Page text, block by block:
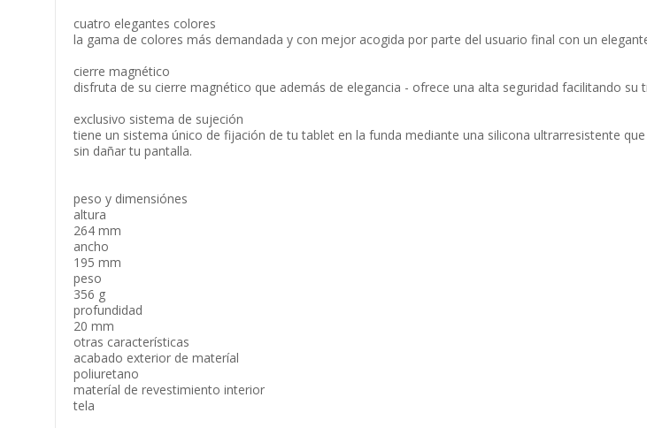
cuatro elegantes colores
la gama de colores más demandada y con mejor acogida por parte del usuario final con un
cierre magnético
disfruta de su cierre magnético que además de elegancia - ofrece una alta seguridad facilitando su
exclusivo sistema de sujeción
tiene un sistema único de fijación de tu tablet en la funda mediante una silicona ultrarresistente
sin dañar tu pantalla.
peso y dimensiónes
altura
264 mm
ancho
195 mm
peso
356 g
profundidad
20 mm
otras características
acabado exterior de materíal
poliuretano
materíal de revestimiento interior
tela